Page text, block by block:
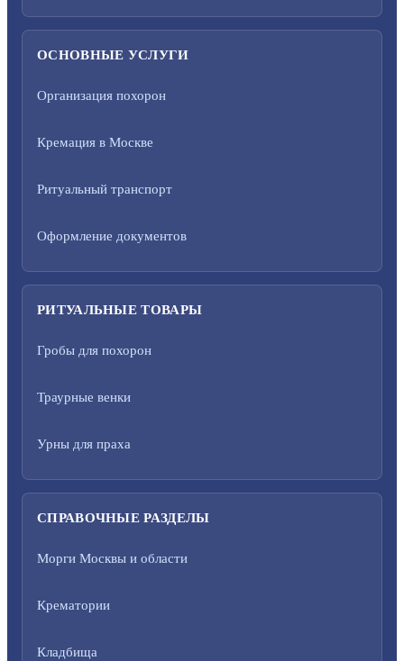
ОСНОВНЫЕ УСЛУГИ
Организация похорон
Кремация в Москве
Ритуальный транспорт
Оформление документов
РИТУАЛЬНЫЕ ТОВАРЫ
Гробы для похорон
Траурные венки
Урны для праха
СПРАВОЧНЫЕ РАЗДЕЛЫ
Морги Москвы и области
Крематории
Кладбища